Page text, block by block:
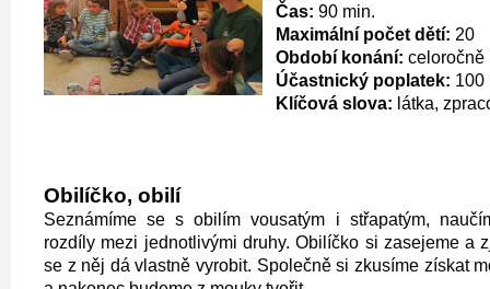
Čas: 90 min.
Maximální počet dětí: 20
Období konání: celoročně
Účastnický poplatek: 100
Klíčová slova: látka,
Obilíčko, obilí
Seznámíme se s obilím vousatým i střapatým,
rozdíly mezi jednotlivými druhy. Obilíčko si zasejeme a
se z něj dá vlastně vyrobit. Společně si zkusíme získat